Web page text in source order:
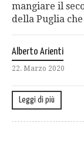
mangiare il
della Puglia
Alberto Arienti
22. Marzo 2020
Leggi di più